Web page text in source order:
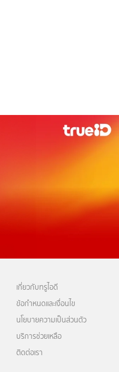
เกี่ยวกับทรูไอดี
ข้อกำหนดและเงื่อนไข
นโยบายความเป็นส่วนตัว
บริการช่วยเหลือ
ติดต่อเรา